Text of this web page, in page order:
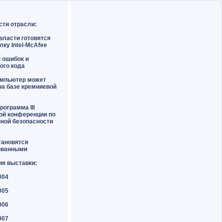
отрасли:
готовятся
Intel-McAfee
ошибок и
кода
может
базе кремниевой
III
конференции по
безопасности
выставки: